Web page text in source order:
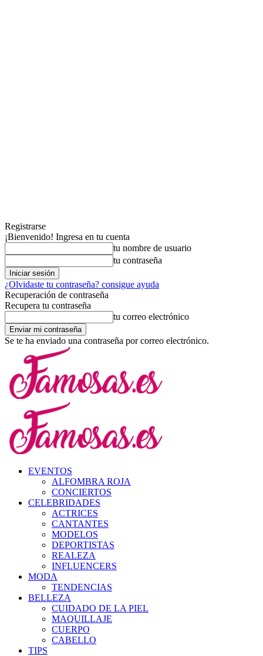
Registrarse
¡Bienvenido! Ingresa en tu cuenta
tu nombre de usuario
tu contraseña
¿Olvidaste tu contraseña? consigue ayuda
Recuperación de contraseña
Recupera tu contraseña
tu correo electrónico
Se te ha enviado una contraseña por correo electrónico.
EVENTOS
ALFOMBRA ROJA
CONCIERTOS
CELEBRIDADES
ACTRICES
CANTANTES
MODELOS
DEPORTISTAS
REALEZA
INFLUENCERS
MODA
TENDENCIAS
BELLEZA
CUIDADO DE LA PIEL
MAQUILLAJE
CUERPO
CABELLO
TIPS